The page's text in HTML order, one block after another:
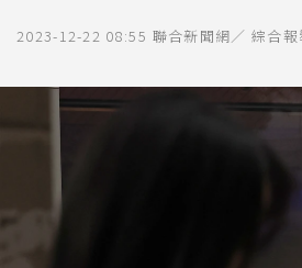
2023-12-22 08:55 聯合新聞網／ 綜合報